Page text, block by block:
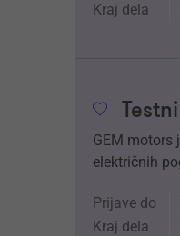
Kraj dela
GEM motors
električnih
Prijave do
Kraj dela